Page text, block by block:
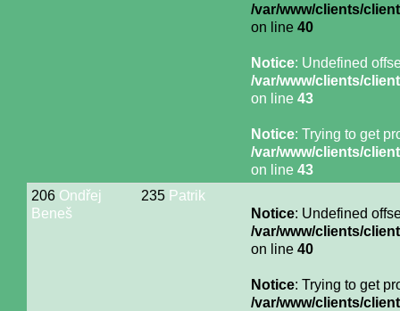
/var/www/clients/
on line 40
Notice: Undefined
/var/www/clients/
on line 43
Notice: Trying to get
/var/www/clients/
on line 43
206 Ondřej
Beneš
235 Patrik
Notice: Undefined
/var/www/clients/
on line 40
Notice: Trying to get
/var/www/clients/